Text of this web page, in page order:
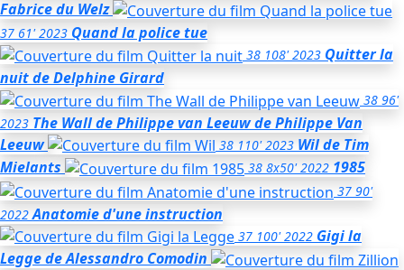
Fabrice du Welz
37 61' 2023 Quand la police tue
38 108' 2023 Quitter la
nuitde Delphine Girard
38 96'
2023 The Wall de Philippe van Leeuwde Philippe Van
Leeuw
38 110' 2023 Wilde Tim
Mielants
38 8x50' 2022 1985
37 90'
2022 Anatomie d'une instruction
37 100' 2022 Gigi la
Leggede Alessandro Comodin